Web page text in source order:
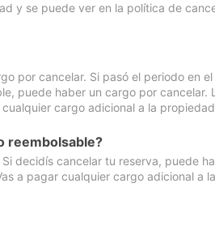
y se puede ver en la política de
por cancelar. Si pasó el periodo en
puede haber un cargo por cancelar.
cargo adicional a la
reembolsable?
decidís cancelar tu reserva, puede
a pagar cualquier cargo adicional a la